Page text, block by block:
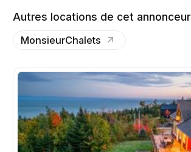
Autres locations de cet annonceur
MonsieurChalets